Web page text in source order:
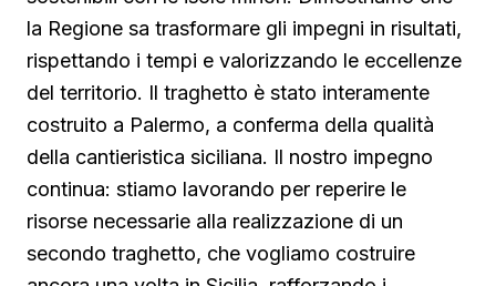
la Regione sa trasformare gli impegni in risultati,
rispettando i tempi e valorizzando le eccellenze
del territorio. Il traghetto è stato interamente
costruito a Palermo, a conferma della qualità
della cantieristica siciliana. Il nostro impegno
continua: stiamo lavorando per reperire le
risorse necessarie alla realizzazione di un
secondo traghetto, che vogliamo costruire